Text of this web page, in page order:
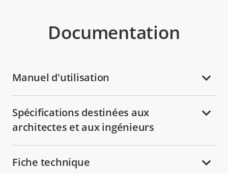
Documentation
Manuel d'utilisation
Spécifications destinées aux
architectes et aux ingénieurs
Fiche technique